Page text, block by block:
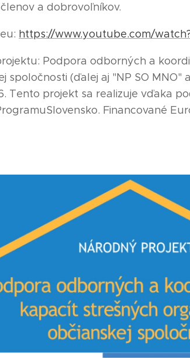
a dobrovoľníkov.
https://www.youtube.com/
Podpora odborných a
spoločnosti (ďalej aj "NP SO
Tento projekt sa realizuje vďaka
Financované